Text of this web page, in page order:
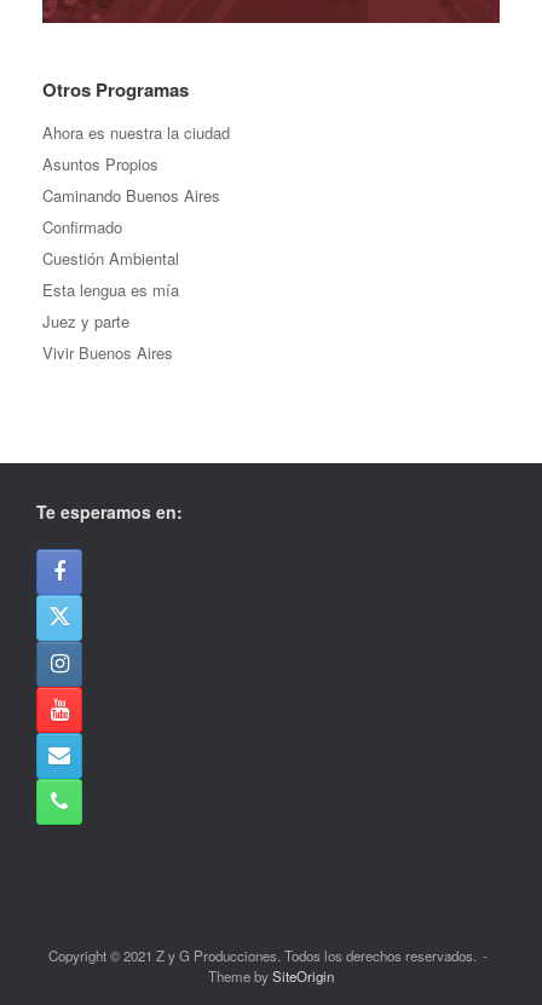
Otros Programas
Ahora es nuestra la ciudad
Asuntos Propios
Caminando Buenos Aires
Confirmado
Cuestión Ambiental
Esta lengua es mía
Juez y parte
Vivir Buenos Aires
Te esperamos en:
Copyright © 2021 Z y G Producciones. Todos los derechos reservados.
Theme bySiteOrigin